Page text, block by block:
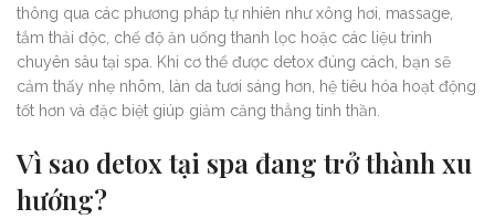
thông qua các phương pháp tự nhiên như xông hơi, massage,
tắm thải độc, chế độ ăn uống thanh lọc hoặc các liệu trình
chuyên sâu tại spa. Khi cơ thể được detox đúng cách, bạn sẽ
cảm thấy nhẹ nhõm, làn da tươi sáng hơn, hệ tiêu hóa hoạt động
tốt hơn và đặc biệt giúp giảm căng thẳng tinh thần.
Vì sao detox tại spa đang trở thành xu
hướng?